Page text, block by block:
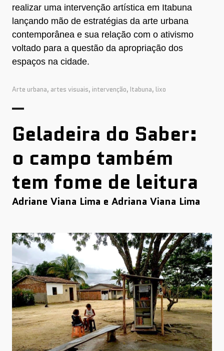
realizar uma intervenção artística em Itabuna
lançando mão de estratégias da arte urbana
contemporânea e sua relação com o ativismo
voltado para a questão da apropriação dos
espaços na cidade.
Arte urbana, artes visuais, intervenção, Itabuna, lixo
Geladeira do Saber:
o campo também
tem fome de leitura
Adriane Viana Lima e Adriana Viana Lima